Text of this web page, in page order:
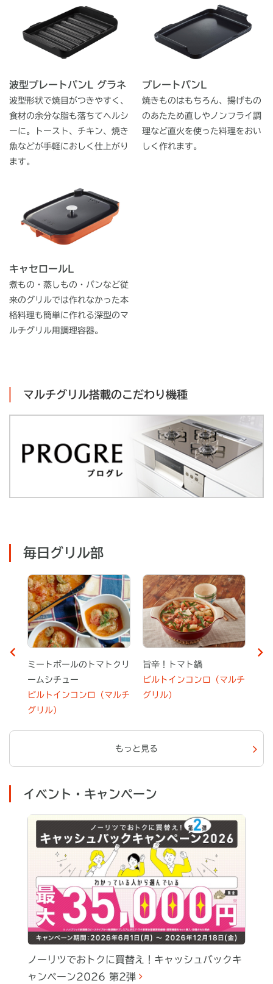
波型プレートパンL グラネ
波型形状で焼目がつきやすく、
食材の余分な脂も落ちてヘルシ
ーに。トースト、チキン、焼き
魚などが手軽におしく仕上がり
ます。
プレートパンL
焼きものはもちろん、揚げもの
のあたため直しやノンフライ調
理など直火を使った料理をおい
しく作れます。
キャセロールL
煮もの・蒸しもの・パンなど従
来のグリルでは作れなかった本
格料理も簡単に作れる深型のマ
ルチグリル用調理容器。
マルチグリル搭載のこだわり機種
毎日グリル部
豚しゃぶ肉の野菜巻き
ビルトインコンロ（マルチ
グリル）
フルーツいっぱいロールケ
ーキ
ビルトインコンロ（マルチ
もっと見る
イベント・キャンペーン
ノーリツでおトクに買替え！キャッシュバックキ
ャンペーン2026 第2弾